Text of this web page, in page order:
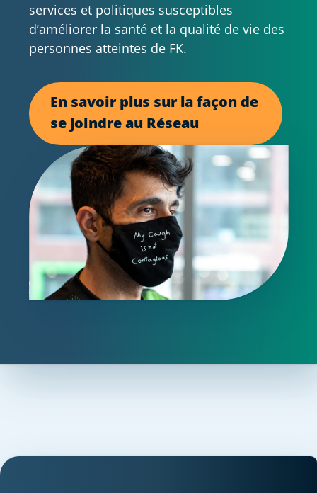
services et politiques susceptibles
d’améliorer la santé et la qualité de vie des
personnes atteintes de FK.
En savoir plus sur la façon de
se joindre au Réseau